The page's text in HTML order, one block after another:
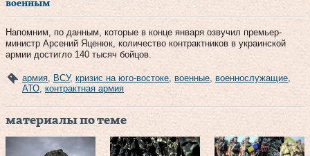
военным
Напомним, по данным, которые в конце января озвучил премьер-
министр Арсений Яценюк, количество контрактников в украинской
армии достигло 140 тысяч бойцов.
армия ВСУ, кризис на юго-востоке военные военнослужащие
АТО контрактная армия
материалы по теме